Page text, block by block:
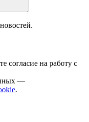
согласие на работу с
—
.